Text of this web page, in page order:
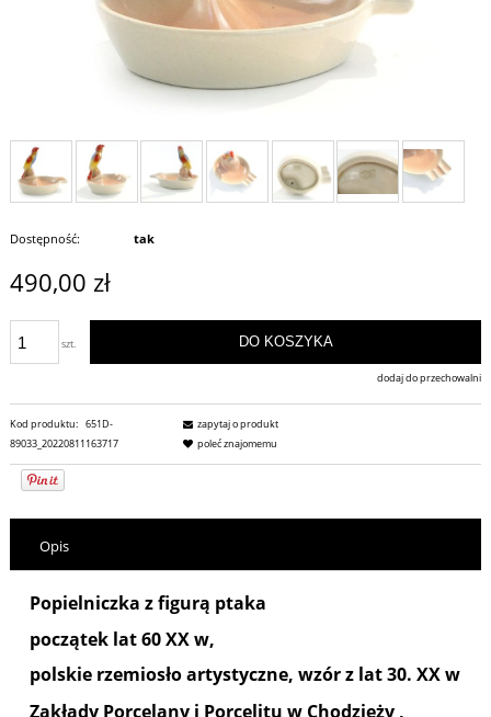
Dostępność: tak
490,00 zł
szt. DO KOSZYKA
dodaj do przechowalni
Kod produktu: 651D-
89033_20220811163717
zapytaj o produkt
poleć znajomemu
Opis
Popielniczka z figurą ptaka
początek lat 60 XX w,
polskie rzemiosło artystyczne, wzór z lat 30. XX w
Zakłady Porcelany i Porcelitu w Chodzieży ,